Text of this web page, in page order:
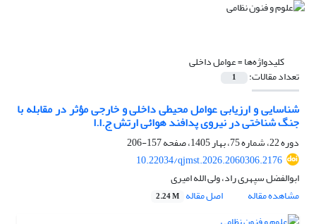
کلیدواژه‌ها =عوامل داخلی
تعداد مقالات: 1
شناسایی و ارزیابی عوامل محیطی داخلی و خارجی مؤثر در مقابله با
جنگ شناختی در نیروی پدافند هوائی ارتش ج.ا.ا
دوره 22، شماره 75، بهار 1405، صفحه
157-206
10.22034/qjmst.2026.2060306.2176
ابوالفضل سپهری راد، ولی الله امیری
مشاهده مقاله
اصل مقاله 2.24 M